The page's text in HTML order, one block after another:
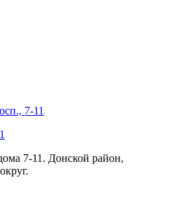
7-11. Донской район,